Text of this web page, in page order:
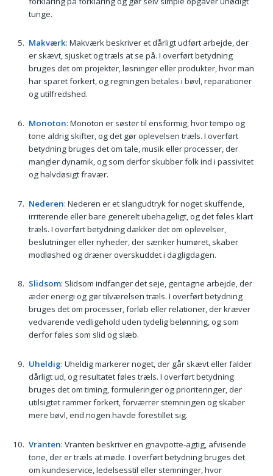
tunge.
Makværk: Makværk beskriver et dårligt udført arbejde, der
er skævt, sjusket og træls at se på. I overført betydning
bruges det om projekter, løsninger eller produkter, hvor man
har sparet forkert, og regningen betales i bøvl, reparationer
og utilfredshed.
Monoton: Monoton er søster til ensformig, hvor tempo og
tone aldrig skifter, og det gør oplevelsen træls. I overført
betydning bruges det om tale, musik eller processer, der
mangler dynamik, og som derfor skubber folk ind i passivitet
og halvdøsigt fravær.
Nederen: Nederen er et slangudtryk for noget skuffende,
irriterende eller bare generelt ubehageligt, og det føles klart
træls. I overført betydning dækker det om oplevelser,
beslutninger eller nyheder, der sænker humøret, skaber
modløshed og dræner overskuddet i dagligdagen.
Slidsom: Slidsom indfanger det seje, gentagne arbejde, der
æder energi og gør tilværelsen træls. I overført betydning
bruges det om processer, forløb eller relationer, der kræver
vedvarende vedligehold uden tydelig belønning, og som
derfor føles som slid og slæb.
Uheldig: Uheldig markerer noget, der går skævt eller falder
dårligt ud, og resultatet føles træls. I overført betydning
bruges det om timing, formuleringer og prioriteringer, der
utilsigtet rammer forkert, forværrer stemningen og skaber
mere bøvl, end nogen havde forestillet sig.
Vranten: Vranten beskriver en gnavpotte-agtig, afvisende
tone, der er træls at møde. I overført betydning bruges det
om kundeservice, ledelsesstil eller stemninger, hvor